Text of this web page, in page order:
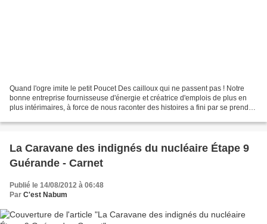
Quand l'ogre imite le petit Poucet Des cailloux qui ne passent pas ! Notre
bonne entreprise fournisseuse d'énergie et créatrice d'emplois de plus en
plus intérimaires, à force de nous raconter des histoires a fini par se prendre
La Caravane des indignés du nucléaire Étape 9
Guérande - Carnet
Publié le 14/08/2012 à 06:48
Par C'est Nabum